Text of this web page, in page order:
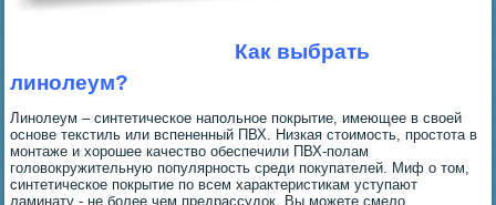
Как выбрать
линолеум?
Линолеум – синтетическое напольное покрытие, имеющее в своей
основе текстиль или вспененный ПВХ. Низкая стоимость, простота в
монтаже и хорошее качество обеспечили ПВХ-полам
головокружительную популярность среди покупателей. Миф о том,
синтетическое покрытие по всем характеристикам уступают
ламинату - не более чем предрассудок. Вы можете смело